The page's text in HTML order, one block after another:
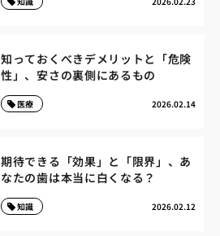
知っておくべきデメリットと「危険
性」、安さの裏側にあるもの
2026.02.14
医療
期待できる「効果」と「限界」、あ
なたの歯は本当に白くなる？
2026.02.12
知識